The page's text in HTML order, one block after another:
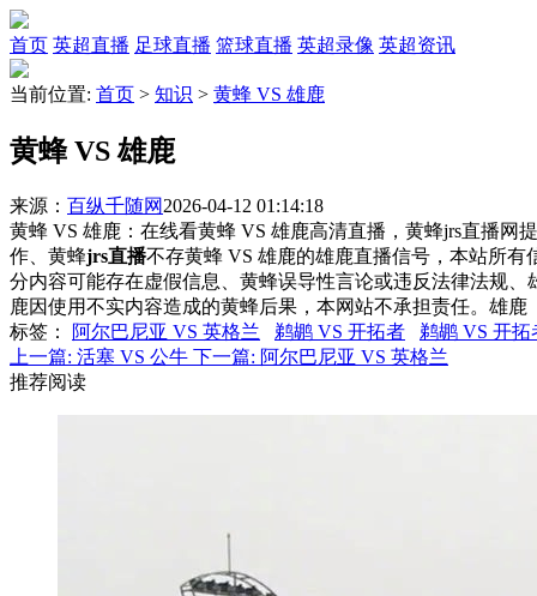
首页 英超直播 足球直播 篮球直播 英超录像 英超资讯
当前位置: 首页 > 知识 > 黄蜂 VS 雄鹿
黄蜂 VS 雄鹿
来源： 百纵千随网 2026-04-12 01:14:18
黄蜂 VS 雄鹿：在线看黄蜂 VS 雄鹿高清直播，黄蜂jrs直播网
作、黄蜂jrs直播不存黄蜂 VS 雄鹿的雄鹿直播信号，本站所
分内容可能存在虚假信息、黄蜂误导性言论或违反法律法规、
鹿因使用不实内容造成的黄蜂后果，本网站不承担责任。雄鹿
标签 ： 阿尔巴尼亚 VS 英格兰 鹈鹕 VS 开拓者
鹈鹕 VS 开拓
上一篇: 活塞 VS 公牛 下一篇: 阿尔巴尼亚 VS 英格兰
推荐阅读